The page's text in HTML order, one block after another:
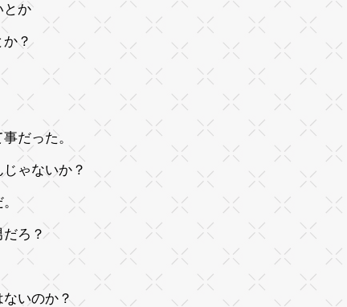
か
？
だった。
ゃないか？
ろ？
いのか？